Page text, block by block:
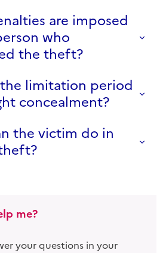
are imposed
who
the theft?
limitation period
concealment?
the victim do in
me?
your questions in your